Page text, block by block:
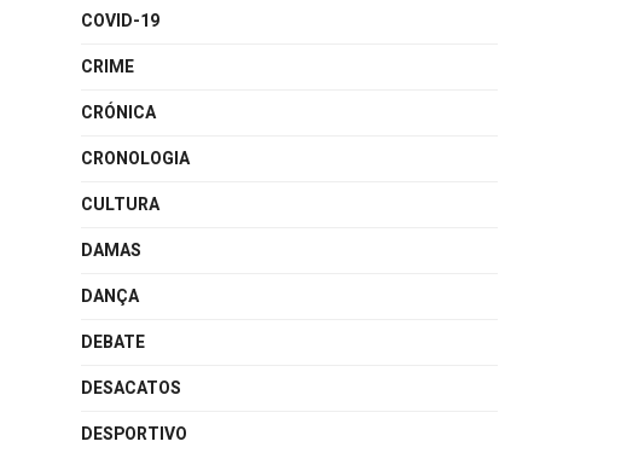
COVID-19
CRIME
CRÓNICA
CRONOLOGIA
CULTURA
DAMAS
DANÇA
DEBATE
DESACATOS
DESPORTIVO